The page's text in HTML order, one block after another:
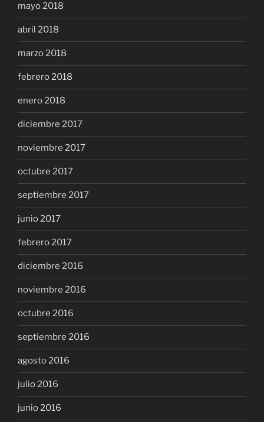
mayo 2018
abril 2018
marzo 2018
febrero 2018
enero 2018
diciembre 2017
noviembre 2017
octubre 2017
septiembre 2017
junio 2017
febrero 2017
diciembre 2016
noviembre 2016
octubre 2016
septiembre 2016
agosto 2016
julio 2016
junio 2016